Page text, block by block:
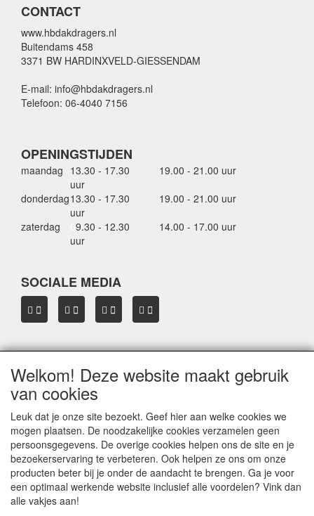
CONTACT
www.hbdakdragers.nl
Buitendams 458
3371 BW HARDINXVELD-GIESSENDAM
E-mail: info@hbdakdragers.nl
Telefoon: 06-4040 7156
OPENINGSTIJDEN
maandag 13.30 - 17.30
uur
19.00 - 21.00 uur
donderdag13.30 - 17.30
uur
19.00 - 21.00 uur
zaterdag
9.30 - 12.30
uur
14.00 - 17.00 uur
SOCIALE MEDIA
OVER HBDAKDRAGERS.NL
Dakkoffer verhuur Hardinxveld-Giessendam
Verkoop dakkoffers en skiboxen
Onze merken
Herroepingslink aanvragen
Privacyverklaring
Welkom! Deze website maakt gebruik
van cookies
Leuk dat je onze site bezoekt. Geef hier aan welke cookies we
mogen plaatsen. De noodzakelijke cookies verzamelen geen
persoonsgegevens. De overige cookies helpen ons de site en je
bezoekerservaring te verbeteren. Ook helpen ze ons om onze
producten beter bij je onder de aandacht te brengen. Ga je voor
een optimaal werkende website inclusief alle voordelen? Vink dan
alle vakjes aan!